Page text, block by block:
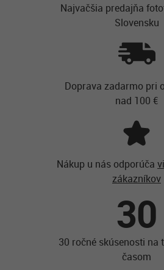
Najvačšia predajňa
Slovensku
Doprava zadarmo pri
nad 100 €
Nákup u nás odporúča
zákazníkov
30
30 ročné skúsenosti na
časom